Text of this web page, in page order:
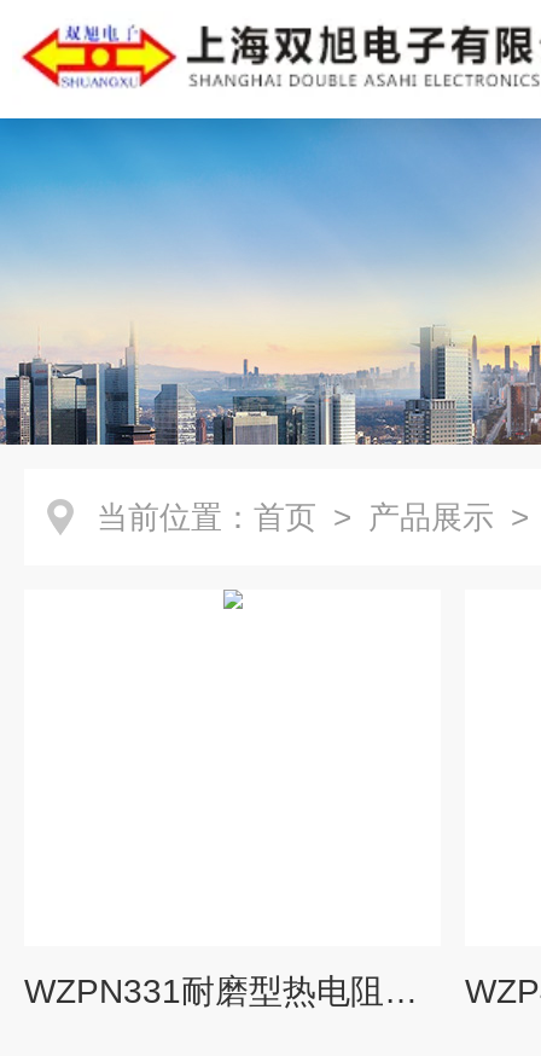
当前位置： 首页 > 产品展示
WZPN331耐磨型热电阻，WZPN-331,